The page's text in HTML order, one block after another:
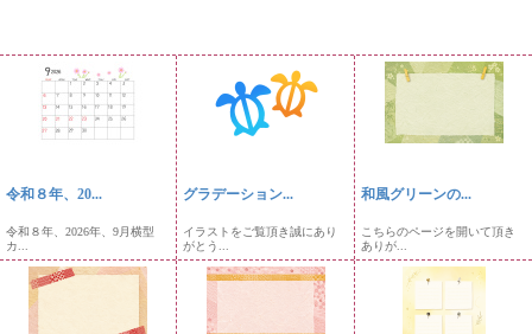
令和８年、20...
令和８年、2026年、9月横型
カ...
グラデーション...
イラストをご覧頂き誠にあり
がとう...
和風グリーンの...
こちらのページを開いて頂き
ありが...